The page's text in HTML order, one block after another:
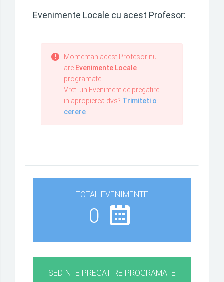
Evenimente Locale cu acest Profesor:
Momentan acest Profesor nu
are Evenimente Locale
programate.
Vreti un Eveniment de pregatire
in apropierea dvs? Trimiteti o
cerere
TOTAL EVENIMENTE
0
SEDINTE PREGATIRE PROGRAMATE